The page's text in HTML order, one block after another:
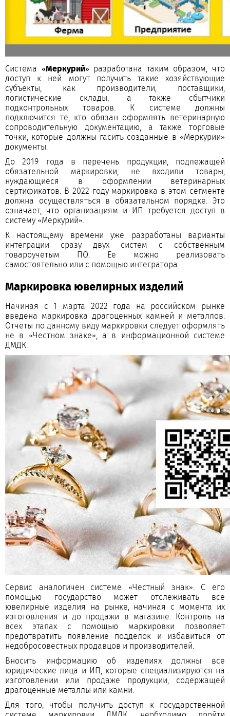
Система «Меркурий» разработана таким образом, что
доступ к ней могут получить такие хозяйствующие
субъекты, как производители, поставщики,
логистические склады, а также сбытчики
подконтрольных товаров. К системе должны
подключится те, кто обязан оформлять ветеринарную
сопроводительную документацию, а также торговые
точки, которые должны гасить созданные в «Меркурии»
документы.
До 2019 года в перечень продукции, подлежащей
обязательной маркировки, не входили товары,
нуждающиеся в оформлении ветеринарных
сертификатов. В 2022 году маркировка в этом сегменте
должна осуществляться в обязательном порядке. Это
означает, что организациям и ИП требуется доступ в
систему «Меркурий».
К настоящему времени уже разработаны варианты
интеграции сразу двух систем с собственным
товароучетым ПО. Ее можно реализовать
самостоятельно или с помощью интегратора.
Маркировка ювелирных изделий
Начиная с 1 марта 2022 года на российском рынке
введена маркировка драгоценных камней и металлов.
Отчеты по данному виду маркировки следует оформлять
не в «Честном знаке», а в информационной системе
ДМДК.
Сервис аналогичен системе «Честный знак». С его
помощью государство может отслеживать все
ювелирные изделия на рынке, начиная с момента их
изготовления и до продажи в магазине. Контроль на
всех этапах с помощью маркировки позволяет
предотвратить появление подделок и избавиться от
недобросовестных продавцов и производителей.
Вносить информацию об изделиях должны все
юридические лица и ИП, которые специализируются на
изготовлении или продаже продукции, содержащей
драгоценные металлы или камни.
Для того, чтобы получить доступ к государственной